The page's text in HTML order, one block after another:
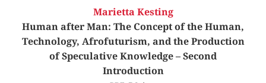
Marietta Kesting
Human after Man: The Concept of the Human,
Technology, Afrofuturism, and the Production
of Speculative Knowledge – Second
Introduction